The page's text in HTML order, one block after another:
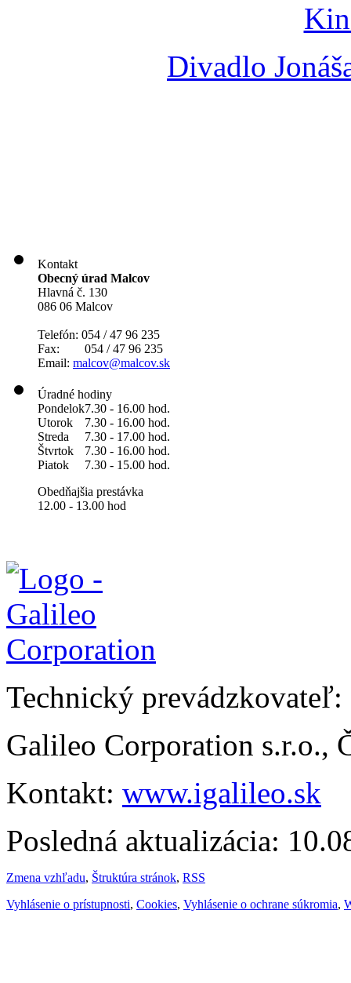
Divadlo
Kontakt
Obecný úrad Malcov
Hlavná č. 130
086 06 Malcov
Telefón: 054 / 47 96 235
Fax: 054 / 47 96 235
Email: malcov@malcov.sk
Úradné hodiny
Pondelok7.30 - 16.00 hod.
Utorok
7.30 - 16.00 hod.
Streda
7.30 - 17.00 hod.
Štvrtok
7.30 - 16.00 hod.
Piatok
7.30 - 15.00 hod.
Obedňajšia prestávka
12.00 - 13.00 hod
Technický prevádzkovateľ:
Galileo Corporation s.r.o.,
Kontakt: www.igalileo.sk
Posledná aktualizácia:
Zmena vzhľadu, Štruktúra stránok, RSS
Vyhlásenie o prístupnosti, Cookies, Vyhlásenie o ochrane súkromia,